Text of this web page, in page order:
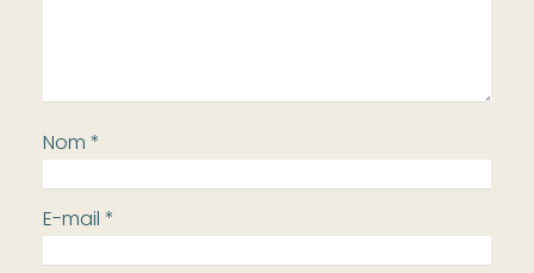
Nom*
E-mail*